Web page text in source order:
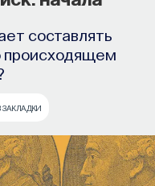
составлять
происходящем
ЗАКЛАДКИ